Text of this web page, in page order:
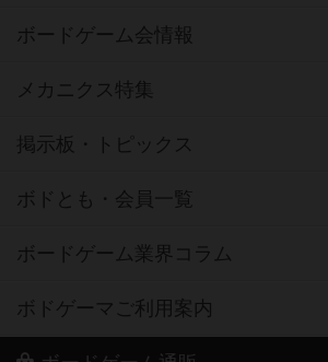
ボードゲーム会情報
メカニクス特集
掲示板・トピックス
ボドとも・会員一覧
ボードゲーム業界コラム
ボドゲーマご利用案内